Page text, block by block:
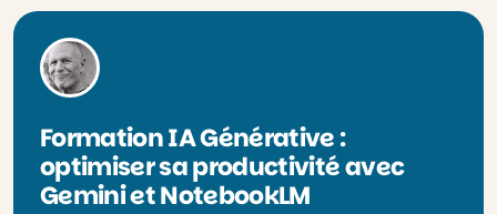
Formation IA Générative :
optimiser sa productivité avec
Gemini et NotebookLM